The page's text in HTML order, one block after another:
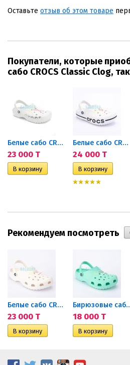
Оставьте отзыв об этом товаре
Покупатели, которые
сабо CROCS Classic Clog,
Белые сабо CROCS Baya Clog
23 000 T
Белые сабо CROCS Bayaband Clog
24 000 T
Рекомендуем посмотреть
Белые сабо CROCS Classic Clog
23 000 T
Бирюзовые
18 000 T